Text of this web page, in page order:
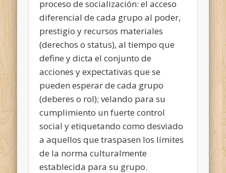
proceso de socialización: el acceso
diferencial de cada grupo al poder,
prestigio y recursos materiales
(derechos o status), al tiempo que
define y dicta el conjunto de
acciones y expectativas que se
pueden esperar de cada grupo
(deberes o rol); velando para su
cumplimiento un fuerte control
social y etiquetando como desviado
a aquellos que traspasen los límites
de la norma culturalmente
establecida para su grupo.